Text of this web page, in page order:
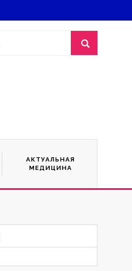
АКТУАЛЬНАЯ
МЕДИЦИНА